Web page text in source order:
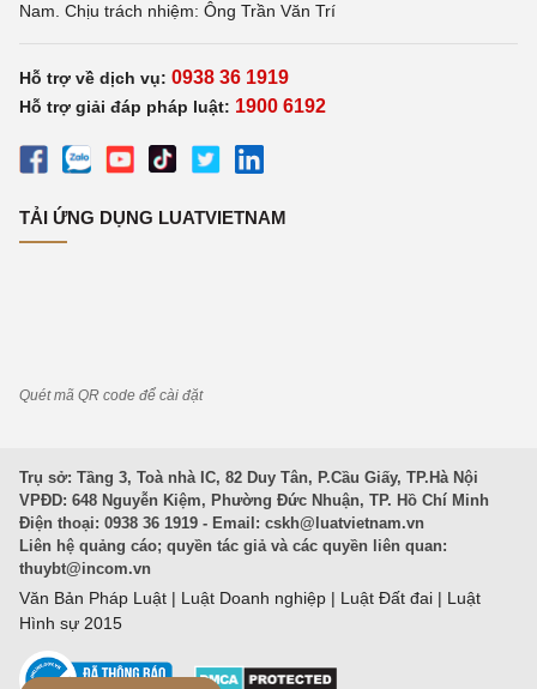
Nam. Chịu trách nhiệm: Ông Trần Văn Trí
Hỗ trợ về dịch vụ: 0938 36 1919
Hỗ trợ giải đáp pháp luật: 1900 6192
TẢI ỨNG DỤNG LUATVIETNAM
Quét mã QR code để cài đặt
Trụ sở: Tầng 3, Toà nhà IC, 82 Duy Tân, P.Cầu Giấy, TP.Hà Nội
VPĐD: 648 Nguyễn Kiệm, Phường Đức Nhuận, TP. Hồ Chí Minh
Điện thoại: 0938 36 1919 - Email: cskh@luatvietnam.vn
Liên hệ quảng cáo; quyền tác giả và các quyền liên quan:
thuybt@incom.vn
Văn Bản Pháp Luật | Luật Doanh nghiệp | Luật Đất đai | Luật
Hình sự 2015